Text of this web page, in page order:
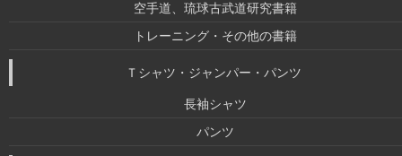
空手道、琉球古武道研究書籍
トレーニング・その他の書籍
Ｔシャツ・ジャンパー・パンツ
長袖シャツ
パンツ